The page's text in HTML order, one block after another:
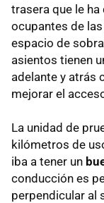
trasera que le
ocupantes de
espacio de
asientos tienen
adelante y atrás
mejorar el
La unidad de
kilómetros de
iba a tener un
conducción es
perpendicular al